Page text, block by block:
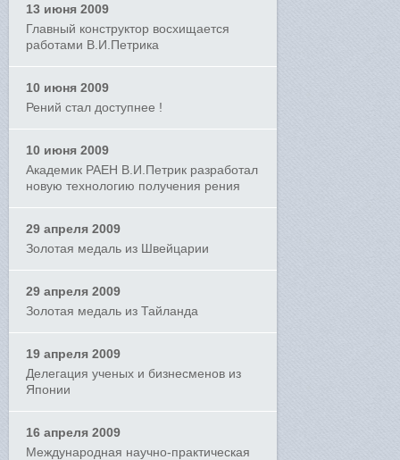
13 июня 2009
Главный конструктор восхищается
работами В.И.Петрика
10 июня 2009
Рений стал доступнее !
10 июня 2009
Академик РАЕН В.И.Петрик разработал
новую технологию получения рения
29 апреля 2009
Золотая медаль из Швейцарии
29 апреля 2009
Золотая медаль из Тайланда
19 апреля 2009
Делегация ученых и бизнесменов из
Японии
16 апреля 2009
Международная научно-практическая